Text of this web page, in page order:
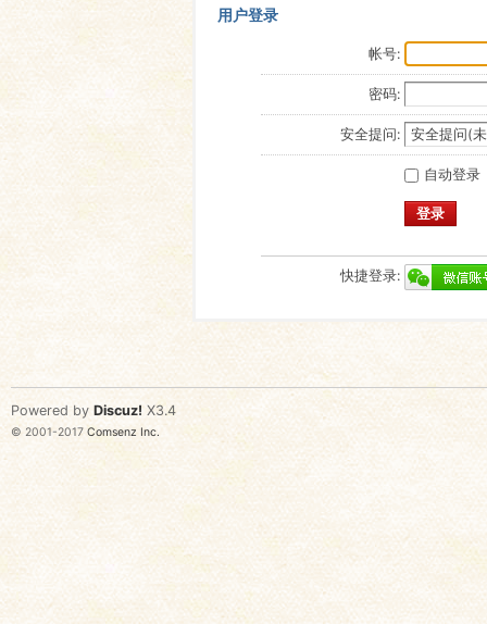
用户登录
帐号:
密码:
安全提问:
自动登录
登录
快捷登录:
Powered by Discuz! X3.4
© 2001-2017 Comsenz Inc.